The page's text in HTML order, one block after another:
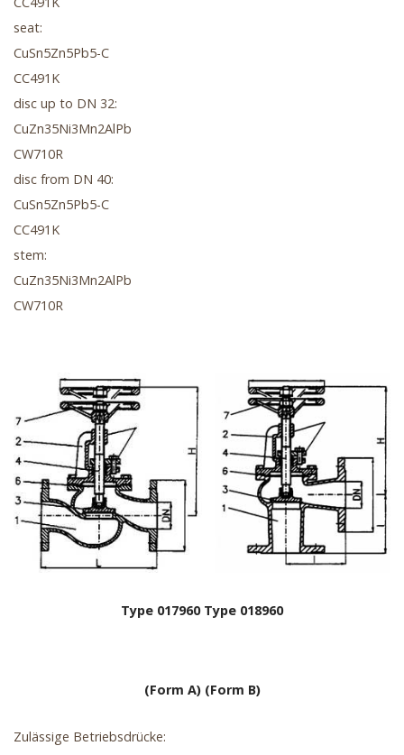
seat:
CuSn5Zn5Pb5-C
CC491K
disc up to DN 32:
CuZn35Ni3Mn2AlPb
CW710R
disc from DN 40:
CuSn5Zn5Pb5-C
CC491K
stem:
CuZn35Ni3Mn2AlPb
CW710R
Type 017960 Type 018960
(Form A) (Form B)
Zulässige Betriebsdrücke: